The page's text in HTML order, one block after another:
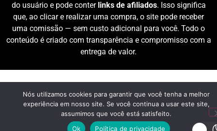
do usuário e pode conter links de afiliados. Isso significa
que, ao clicar e realizar uma compra, o site pode receber
uma comissão — sem custo adicional para você. Todo o
conteúdo é criado com transparência e compromisso com a
entrega de valor.
Nós utilizamos cookies para garantir que você tenha a melhor
experiência em nosso site. Se você continua a usar este site,
assumimos que você está satisfeito.
Ok
Política de privacidade